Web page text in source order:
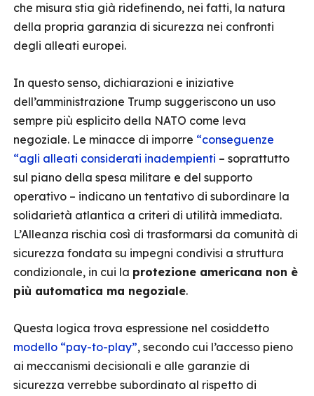
che misura stia già ridefinendo, nei fatti, la natura
della propria garanzia di sicurezza nei confronti
degli alleati europei.
In questo senso, dichiarazioni e iniziative
dell’amministrazione Trump suggeriscono un uso
sempre più esplicito della NATO come leva
negoziale. Le minacce di imporre “conseguenze
“agli alleati considerati inadempienti – soprattutto
sul piano della spesa militare e del supporto
operativo – indicano un tentativo di subordinare la
solidarietà atlantica a criteri di utilità immediata.
L’Alleanza rischia così di trasformarsi da comunità di
sicurezza fondata su impegni condivisi a struttura
condizionale, in cui la protezione americana non è
più automatica ma negoziale.
Questa logica trova espressione nel cosiddetto
modello “pay-to-play”, secondo cui l’accesso pieno
ai meccanismi decisionali e alle garanzie di
sicurezza verrebbe subordinato al rispetto di